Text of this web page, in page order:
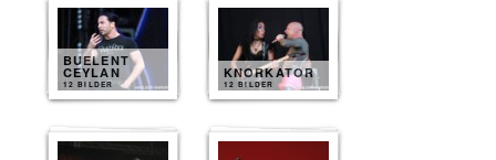
BUELENT
CEYLAN
12 BILDER
KNORKATOR
12 BILDER